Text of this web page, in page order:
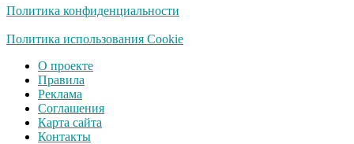
Политика конфиденциальности
Политика использования Cookie
О проекте
Правила
Реклама
Соглашения
Карта сайта
Контакты